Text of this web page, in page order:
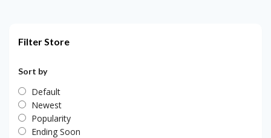
Filter Store
Sort by
Default
Newest
Popularity
Ending Soon